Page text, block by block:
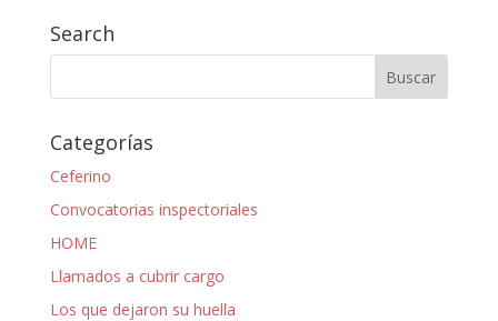
Search
Categorías
Ceferino
Convocatorias inspectoriales
HOME
Llamados a cubrir cargo
Los que dejaron su huella